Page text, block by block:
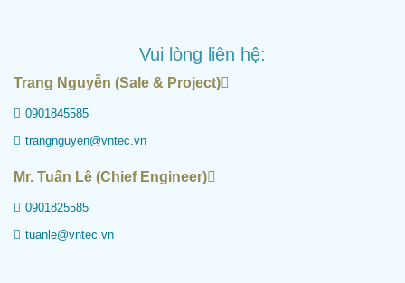
Vui lòng liên hệ:
Trang Nguyễn (Sale & Project)
0901845585
trangnguyen@vntec.vn
Mr. Tuấn Lê (Chief Engineer)
0901825585
tuanle@vntec.vn